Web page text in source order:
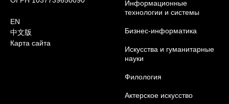
EN
中文版
Карта сайта
Информационные
технологии и системы
Бизнес-информатика
Искусства и гуманитарные
науки
Филология
Актерское искусство